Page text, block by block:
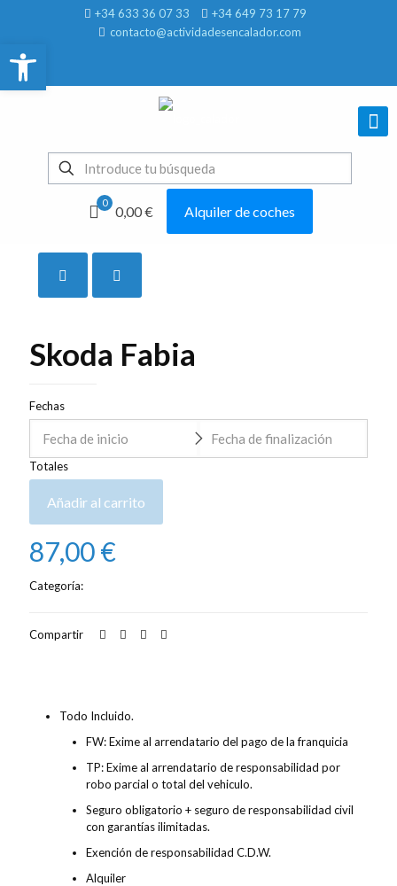
+34 633 36 07 33
+34 649 73 17 79
contacto@actividadesencalador.com
0
0,00 € Alquiler de coches
Skoda Fabia
Fechas
Totales
Añadir al carrito
87,00€
Categoría:
Compartir
Todo Incluido.
FW: Exime al arrendatario del pago de la franquicia
TP: Exime al arrendatario de responsabilidad por
robo parcial o total del vehiculo.
Seguro obligatorio + seguro de responsabilidad civil
con garantías ilimitadas.
Exención de responsabilidad C.D.W.
Alquiler
Abrir barra de herramientas